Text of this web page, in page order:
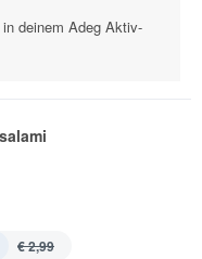
deinem Adeg Aktiv-
€ 2,99